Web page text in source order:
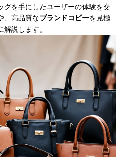
グを手にしたユーザーの体験を交
、高品質なブランドコピーを見極
説します。